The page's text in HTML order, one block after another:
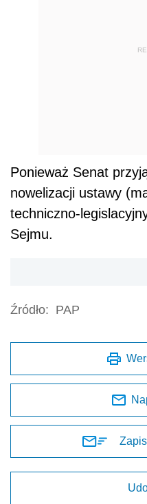
Ponieważ Senat
nowelizacji ustawy
techniczno-
Sejmu.
Źródło: PAP